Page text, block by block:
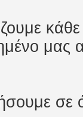
μας
σε